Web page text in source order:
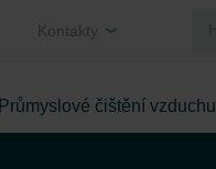
Kontakty
Průmyslové čištění vzduchu